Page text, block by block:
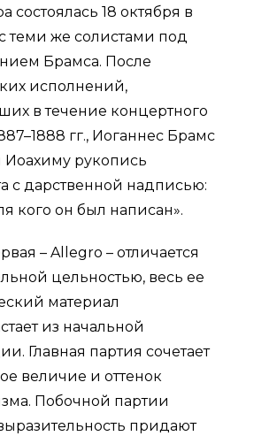
состоялась 18 октября в
теми же солистами под
Брамса. После
исполнений,
в течение концертного
гг., Иоганнес Брамс
Иоахиму рукопись
с дарственной надписью:
кого он был написан».
– Allegro – отличается
цельностью, весь ее
материал
из начальной
Главная партия сочетает
величие и оттенок
Побочной партии
придают